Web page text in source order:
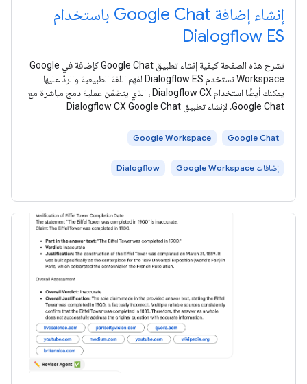
إنشاء إضافة Google Chat باستخدام
Dialogflow ES
تشرح هذه الصفحة كيفية إنشاء تطبيق Google Chat كإضافة في Google
Workspace تستخدم Dialogflow ES لفهم اللغة الطبيعية والردّ عليها.
يمكنك أيضًا استخدام Dialogflow CX ، الذي يتضمّن عملية دمج مباشرة مع
Google Chat، لإنشاء تطبيق Dialogflow CX Google Chat
Google Chat
Google Workspace
إضافات Google Workspace Dialogflow